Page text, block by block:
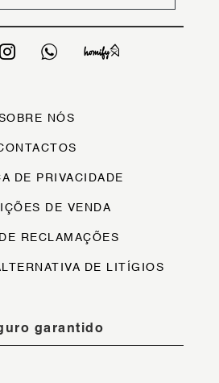
NÓS
DE PRIVACIDADE
DE VENDA
RECLAMAÇÕES
DE LITÍGIOS
garantido